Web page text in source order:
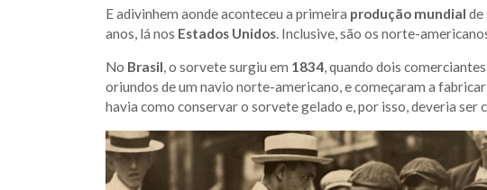
E adivinhem aonde aconteceu a primeira produção mundial de
anos, lá nos Estados Unidos. Inclusive, são os norte-
No Brasil, o sorvete surgiu em 1834, quando dois
oriundos de um navio norte-americano, e começaram a
havia como conservar o sorvete gelado e, por isso, deveria ser